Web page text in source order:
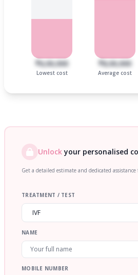
₹6,00,000
Lowest cost
₹8,00,000
Average cost
Unlockyour personalised
Get a detailed estimate and dedicated
TREATMENT / TEST
NAME
MOBILE NUMBER